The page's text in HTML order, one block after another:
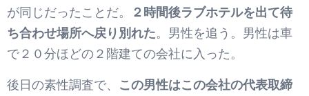
が同じだったことだ。
２時間後ラブホテルを出て待
ち合わせ場所へ戻り別れた。男性を追う。男性は車
で２０分ほどの２階建ての会社に入った。
後日の素性調査で、 この男性はこの会社の代表取締